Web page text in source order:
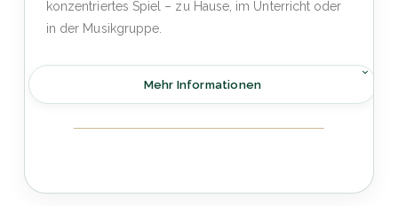
konzentriertes Spiel – zu Hause, im Unterricht oder
in der Musikgruppe.
Mehr Informationen